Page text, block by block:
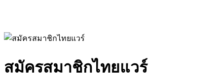
สมัครสมาชิกไทยแวร์